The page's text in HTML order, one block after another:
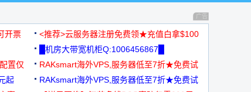
广告 商业广告，理
开票
<推荐>云服务器注册免费领★充值白拿$100
█机房大带宽机柜Q:1006456867█
置仅
RAKsmart海外VPS,服务器低至7折★免费试
用★
起
RAKsmart海外VPS,服务器低至7折★免费试